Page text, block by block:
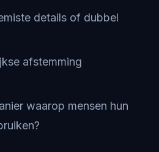
details of dubbel
afstemming
waarop mensen hun